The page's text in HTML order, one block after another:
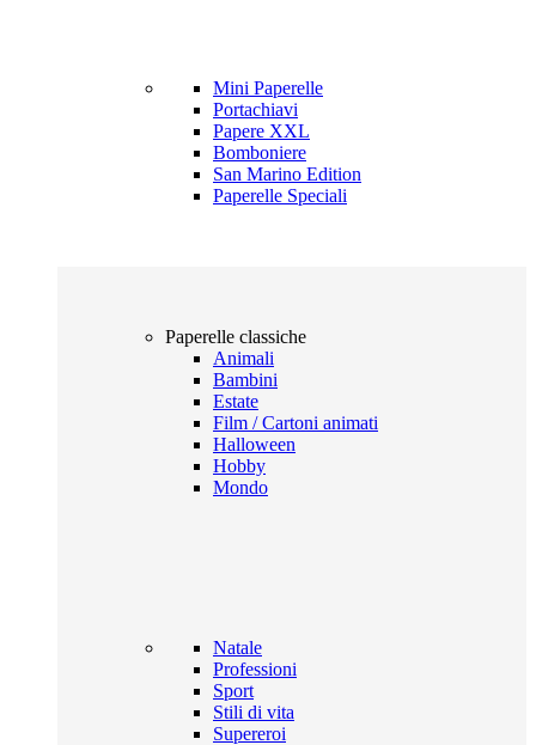
Mini Paperelle
Portachiavi
Papere XXL
Bomboniere
San Marino Edition
Paperelle Speciali
Paperelle classiche
Animali
Bambini
Estate
Film / Cartoni animati
Halloween
Hobby
Mondo
Natale
Professioni
Sport
Stili di vita
Supereroi